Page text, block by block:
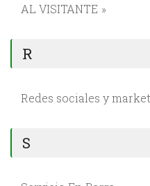
AL VISITANTE
R
Redes sociales y
S